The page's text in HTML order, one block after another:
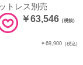
トレス別売
￥63,546 (税抜)
￥69,900 (税込)